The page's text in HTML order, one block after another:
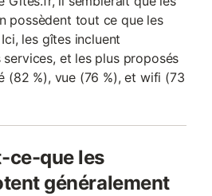
possèdent tout ce que les
les gîtes incluent
et les plus proposés
(82 %), vue (76 %), et wifi (73
ce-que les
généralement